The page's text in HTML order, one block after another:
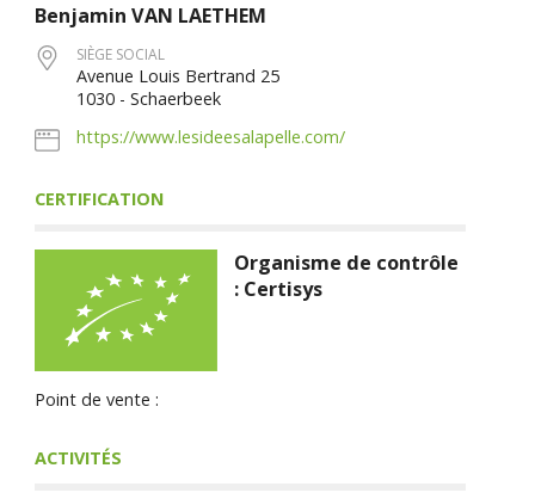
Benjamin VAN LAETHEM
SIÈGE SOCIAL
Avenue Louis Bertrand 25
1030 - Schaerbeek
https://www.lesideesalapelle.com/
CERTIFICATION
Organisme de contrôle
: Certisys
Point de vente :
ACTIVITÉS